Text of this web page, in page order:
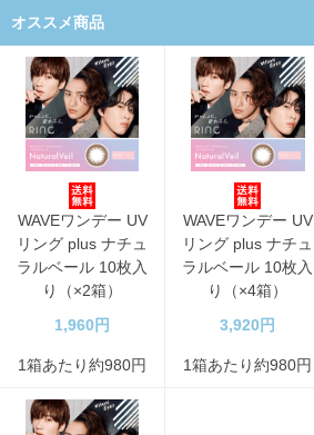
オススメ商品
WAVEワンデー UV
リング plus ナチュ
ラルベール 10枚入
り（×2箱）
1,960円
1箱あたり約980円
WAVEワンデー UV
リング plus ナチュ
ラルベール 10枚入
り（×4箱）
3,920円
1箱あたり約980円